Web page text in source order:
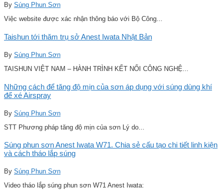
By Súng Phun Sơn
Việc website được xác nhận thông báo với Bộ Công...
Taishun tới thăm trụ sở Anest Iwata Nhật Bản
By Súng Phun Sơn
TAISHUN VIỆT NAM – HÀNH TRÌNH KẾT NỐI CÔNG NGHỆ...
Những cách để tăng độ mịn của sơn áp dụng với súng dùng khí
để xé Airspray
By Súng Phun Sơn
STT Phương pháp tăng độ mịn của sơn Lý do...
Súng phun sơn Anest Iwata W71. Chia sẻ cấu tạo chi tiết linh kiện
và cách tháo lắp súng
By Súng Phun Sơn
Video tháo lắp súng phun sơn W71 Anest Iwata: